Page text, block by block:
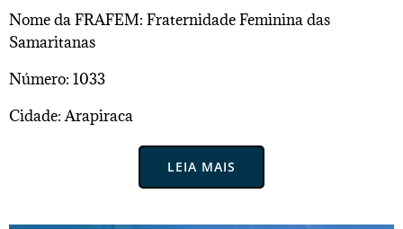
Nome da FRAFEM: Fraternidade Feminina das
Samaritanas
Número: 1033
Cidade: Arapiraca
LEIA MAIS